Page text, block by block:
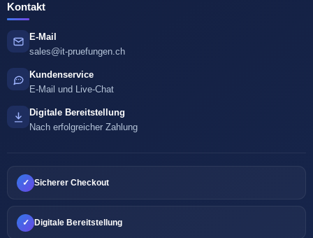
Kontakt
E-Mail
sales@it-pruefungen.ch
Kundenservice
E-Mail und Live-Chat
Digitale Bereitstellung
Nach erfolgreicher Zahlung
✓ Sicherer Checkout
✓ Digitale Bereitstellung